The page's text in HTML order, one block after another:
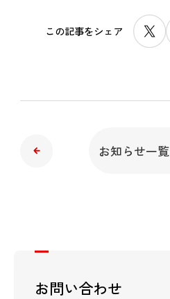
この記事をシェア
お知らせ一覧
お問い合わせ